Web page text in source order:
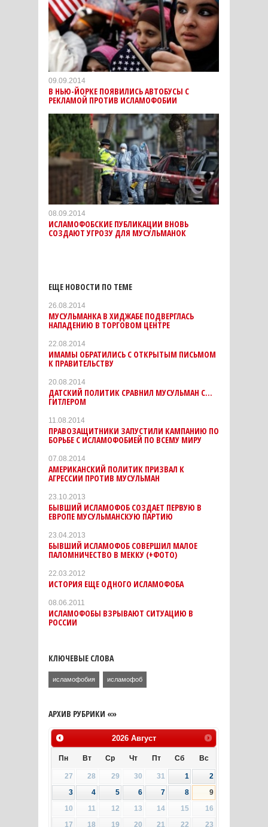
09.09.2014
В НЬЮ-ЙОРКЕ ПОЯВИЛИСЬ АВТОБУСЫ С
РЕКЛАМОЙ ПРОТИВ ИСЛАМОФОБИИ
08.09.2014
ИСЛАМОФОБСКИЕ ПУБЛИКАЦИИ ВНОВЬ
СОЗДАЮТ УГРОЗУ ДЛЯ МУСУЛЬМАНОК
ЕЩЕ НОВОСТИ ПО ТЕМЕ
26.08.2014
МУСУЛЬМАНКА В ХИДЖАБЕ ПОДВЕРГЛАСЬ
НАПАДЕНИЮ В ТОРГОВОМ ЦЕНТРЕ
22.08.2014
ИМАМЫ ОБРАТИЛИСЬ С ОТКРЫТЫМ ПИСЬМОМ
К ПРАВИТЕЛЬСТВУ
20.08.2014
ДАТСКИЙ ПОЛИТИК СРАВНИЛ МУСУЛЬМАН С...
ГИТЛЕРОМ
11.08.2014
ПРАВОЗАЩИТНИКИ ЗАПУСТИЛИ КАМПАНИЮ ПО
БОРЬБЕ С ИСЛАМОФОБИЕЙ ПО ВСЕМУ МИРУ
07.08.2014
АМЕРИКАНСКИЙ ПОЛИТИК ПРИЗВАЛ К
АГРЕССИИ ПРОТИВ МУСУЛЬМАН
23.10.2013
БЫВШИЙ ИСЛАМОФОБ СОЗДАЕТ ПЕРВУЮ В
ЕВРОПЕ МУСУЛЬМАНСКУЮ ПАРТИЮ
23.04.2013
БЫВШИЙ ИСЛАМОФОБ СОВЕРШИЛ МАЛОЕ
ПАЛОМНИЧЕСТВО В МЕККУ (+ФОТО)
22.03.2012
ИСТОРИЯ ЕЩЕ ОДНОГО ИСЛАМОФОБА
08.06.2011
ИСЛАМОФОБЫ ВЗРЫВАЮТ СИТУАЦИЮ В
РОССИИ
КЛЮЧЕВЫЕ СЛОВА
исламофобия исламофоб
АРХИВ РУБРИКИ «»
2026 Август
Пн Вт Ср Чт Пт Сб Вс
27 28 29 30 31 1
2
3
4 5 6 7 8
9
10
11 12 13 14 15
16
17
18 19 20 21 22
23